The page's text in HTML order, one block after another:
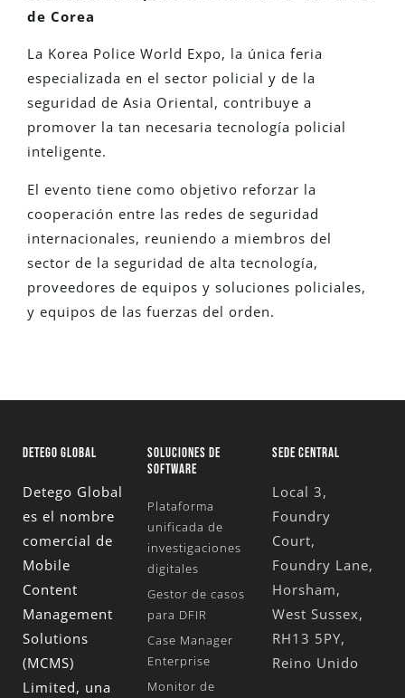
de Corea
La Korea Police World Expo, la única feria
especializada en el sector policial y de la
seguridad de Asia Oriental, contribuye a
promover la tan necesaria tecnología policial
inteligente.
El evento tiene como objetivo reforzar la
cooperación entre las redes de seguridad
internacionales, reuniendo a miembros del
sector de la seguridad de alta tecnología,
proveedores de equipos y soluciones policiales,
y equipos de las fuerzas del orden.
DETEGO GLOBAL
Detego Global
es el nombre
comercial de
Mobile
Content
Management
Solutions
(MCMS)
Limited, una
SOLUCIONES DE
SOFTWARE
Plataforma
unificada de
investigaciones
digitales
Gestor de casos
para DFIR
Case Manager
Enterprise
Monitor de
SEDE CENTRAL
Local 3,
Foundry
Court,
Foundry Lane,
Horsham,
West Sussex,
RH13 5PY,
Reino Unido